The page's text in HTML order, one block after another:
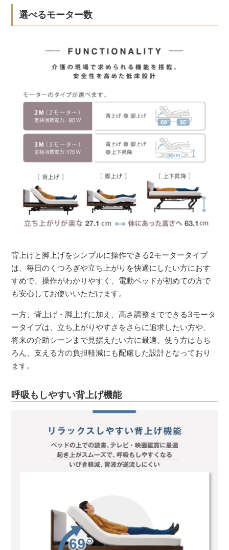
選べるモーター数
背上げと脚上げをシンプルに操作できる2モータータイプ
は、毎日のくつろぎや立ち上がりを快適にしたい方におす
すめで、操作がわかりやすく、電動ベッドが初めての方で
も安心してお使いいただけます。
一方、背上げ・脚上げに加え、高さ調整までできる3モータ
ータイプは、立ち上がりやすさをさらに追求したい方や、
将来の介助シーンまで見据えたい方に最適。使う方はもち
ろん、支える方の負担軽減にも配慮した設計となっており
ます。
呼吸もしやすい背上げ機能